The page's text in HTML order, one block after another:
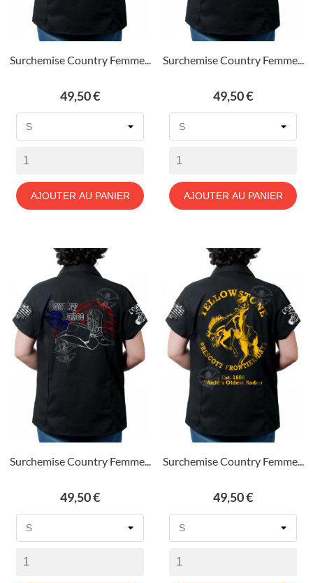
Surchemise Country Femme...
Prix
49,50 €
AJOUTER AU PANIER
Surchemise Country Femme...
Prix
49,50 €
AJOUTER AU PANIER
Surchemise Country Femme...
Prix
49,50 €
Surchemise Country Femme...
Prix
49,50 €